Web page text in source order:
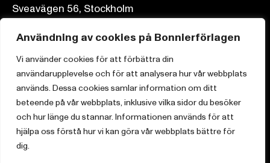
Användning av cookies på Bonnierförlagen
Vi använder cookies för att förbättra din
användarupplevelse och för att analysera hur vår webbplats
används. Dessa cookies samlar information om ditt
beteende på vår webbplats, inklusive vilka sidor du besöker
och hur länge du stannar. Informationen används för att
hjälpa oss förstå hur vi kan göra vår webbplats bättre för
dig.
Sveavägen 56, Stockholm
Postadress
Box 3159, 103 63 Stockholm
Om Bonnierförlagen
Cookies